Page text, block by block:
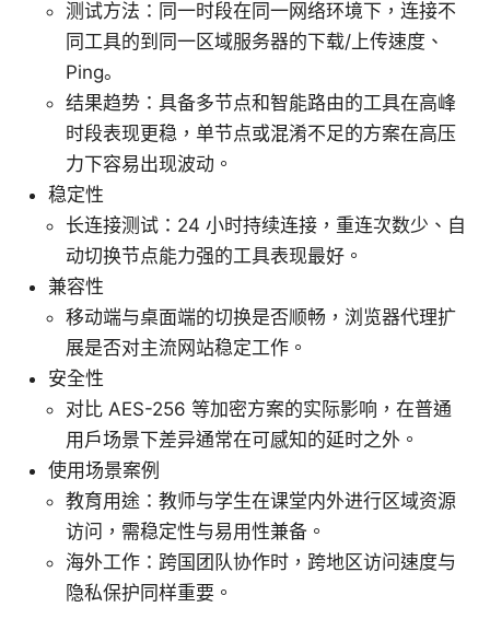
测试方法：同一时段在同一网络环境下，连接不
同工具的到同一区域服务器的下载/上传速度、
Ping。
结果趋势：具备多节点和智能路由的工具在高峰
时段表现更稳，单节点或混淆不足的方案在高压
力下容易出现波动。
稳定性
长连接测试：24 小时持续连接，重连次数少、自
动切换节点能力强的工具表现最好。
兼容性
移动端与桌面端的切换是否顺畅，浏览器代理扩
展是否对主流网站稳定工作。
安全性
对比 AES-256 等加密方案的实际影响，在普通
用户场景下差异通常在可感知的延时之外。
使用场景案例
教育用途：教师与学生在课堂内外进行区域资源
访问，需稳定性与易用性兼备。
海外工作：跨国团队协作时，跨地区访问速度与
隐私保护同样重要。